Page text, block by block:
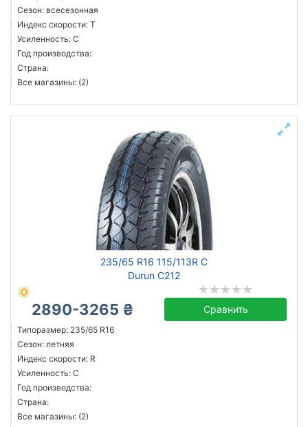
Сезон: всесезонная
Индекс скорости: T
Усиленность: C
Год производства:
Страна:
Все магазины: (2)
235/65 R16 115/113R C
Durun C212
2890-3265 ₴ Сравнить
Типоразмер: 235/65 R16
Сезон: летняя
Индекс скорости: R
Усиленность: C
Год производства:
Страна:
Все магазины: (2)